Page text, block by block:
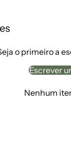
o primeiro a
Escrever
Nenhum